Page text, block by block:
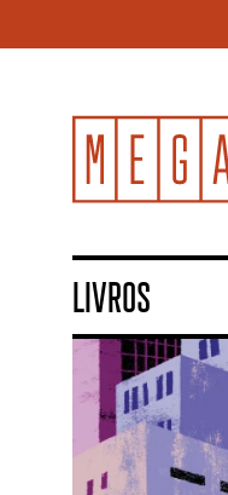
LIVROS